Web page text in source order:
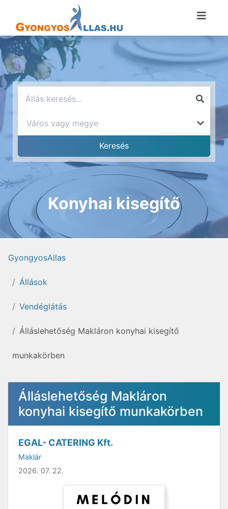
Konyhai kisegítő
GyongyosAllas
Állások
Vendéglátás
Álláslehetőség Makláron konyhai kisegítő
munkakörben
Álláslehetőség Makláron
konyhai kisegítő munkakörben
EGAL- CATERING Kft.
Maklár
2026. 07. 22.